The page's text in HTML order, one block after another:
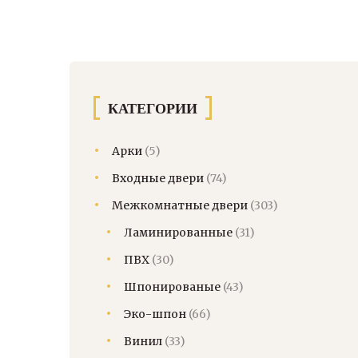
КАТЕГОРИИ
Арки (5)
Входные двери (74)
Межкомнатные двери (303)
Ламинированные (31)
ПВХ (30)
Шпонированые (43)
Эко-шпон (66)
Винил (33)